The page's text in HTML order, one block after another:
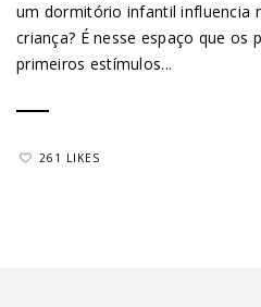
um dormitório infantil influencia
criança? É nesse espaço que os
primeiros estímulos...
261 LIKES